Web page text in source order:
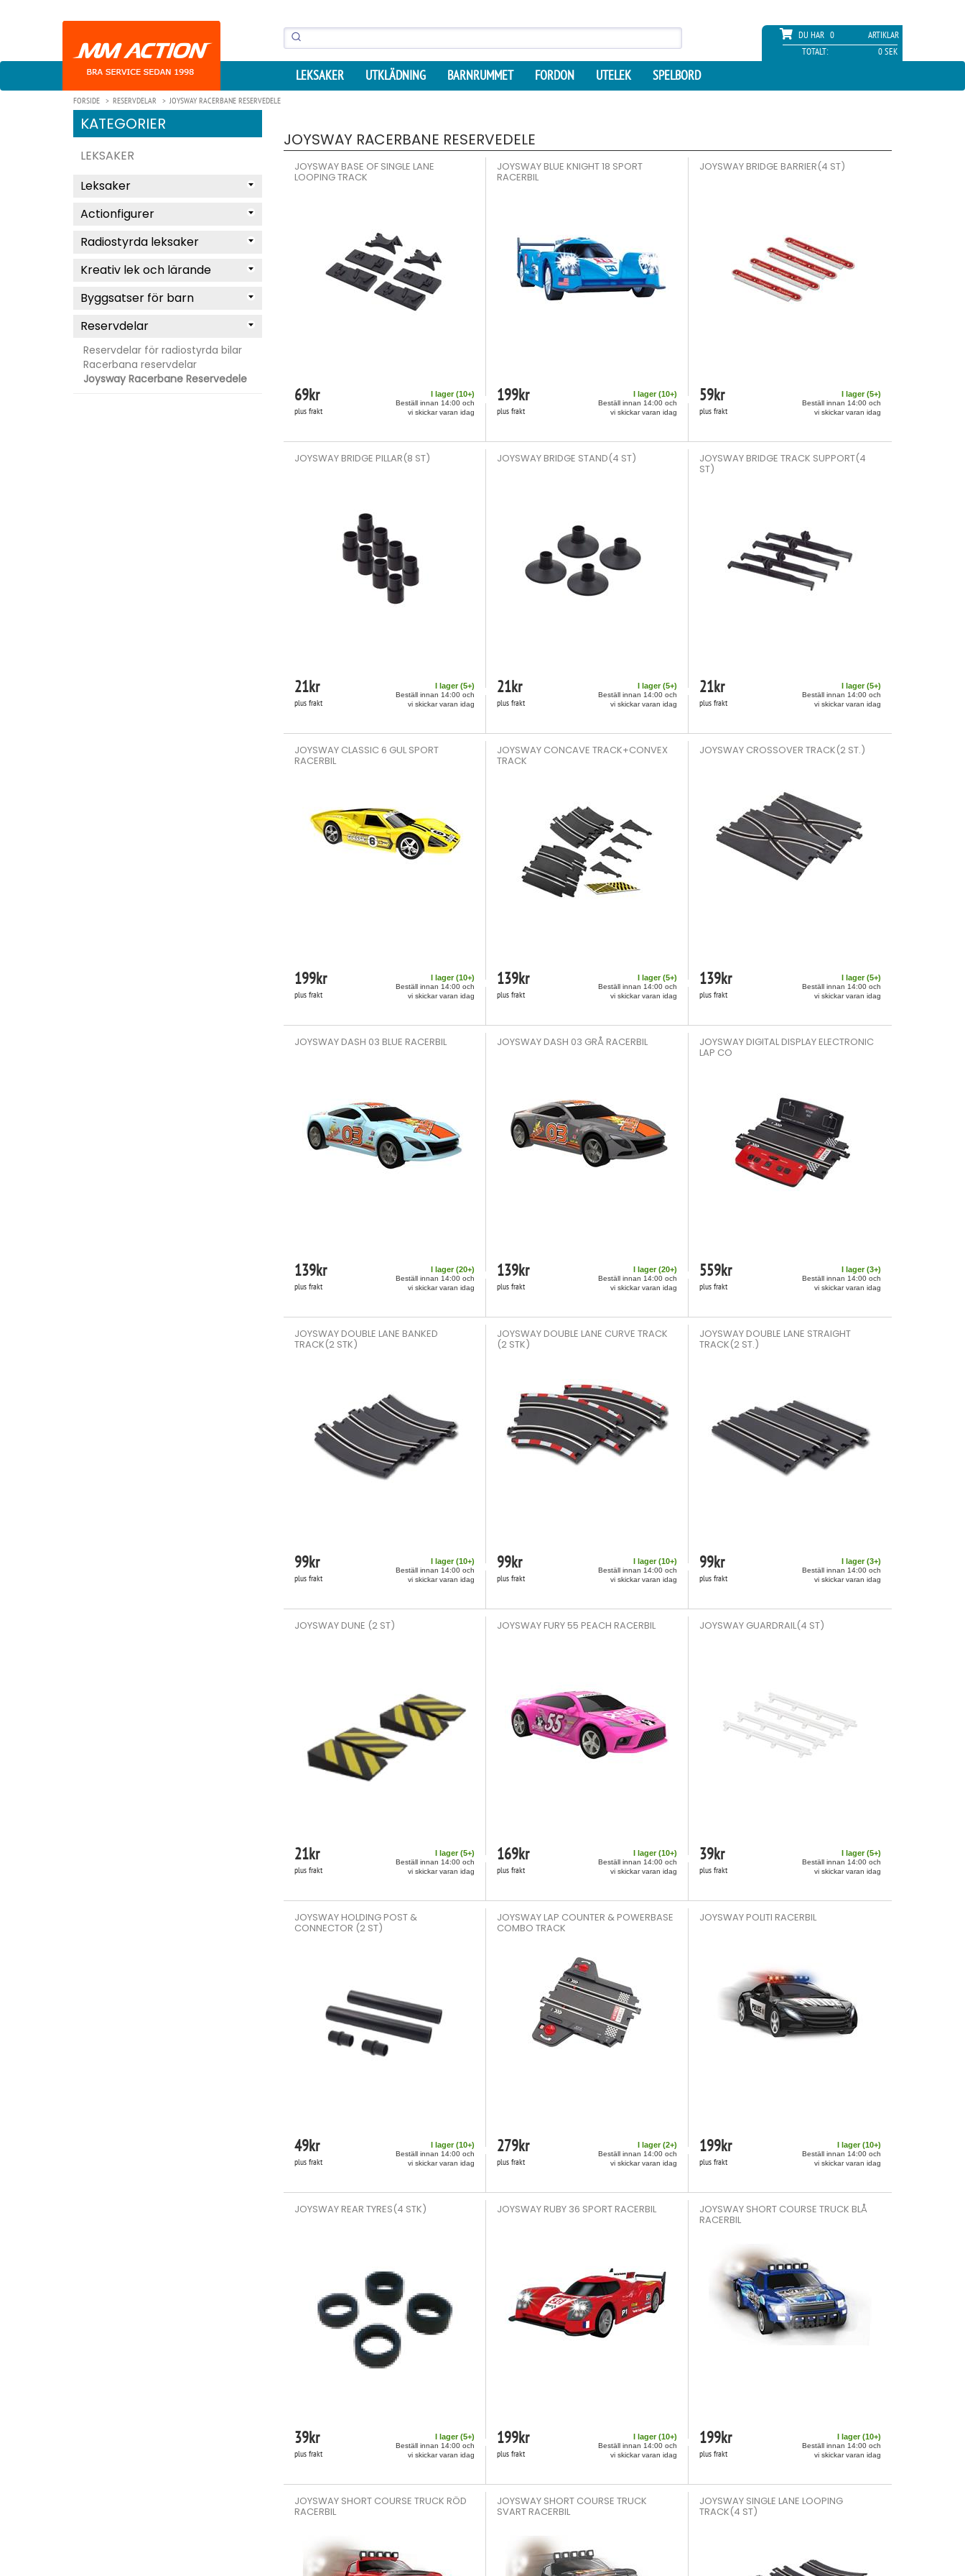
DU HAR 0
ARTIKLAR
TOTALT:
0 SEK
LEKSAKER UTKLÄDNING BARNRUMMET FORDON UTELEK SPELBORD
FORSIDE RESERVDELAR JOYSWAY RACERBANE RESERVEDELE
KATEGORIER
LEKSAKER
Leksaker
Actionfigurer
Radiostyrda leksaker
Kreativ lek och lärande
Byggsatser för barn
Reservdelar
Reservdelar för radiostyrda bilar
Racerbana reservdelar
Joysway Racerbane Reservedele
JOYSWAY RACERBANE RESERVEDELE
JOYSWAY BASE OF SINGLE LANE
LOOPING TRACK
69kr
plus frakt
I lager (10+)
Beställ innan 14:00 och
vi skickar varan idag
JOYSWAY BLUE KNIGHT 18 SPORT
RACERBIL
199kr
plus frakt
I lager (10+)
Beställ innan 14:00 och
vi skickar varan idag
JOYSWAY BRIDGE BARRIER(4 ST)
59kr
plus frakt
I lager (5+)
Beställ innan 14:00 och
vi skickar varan idag
JOYSWAY BRIDGE PILLAR(8 ST)
21kr
plus frakt
I lager (5+)
Beställ innan 14:00 och
vi skickar varan idag
JOYSWAY BRIDGE STAND(4 ST)
21kr
plus frakt
I lager (5+)
Beställ innan 14:00 och
vi skickar varan idag
JOYSWAY BRIDGE TRACK SUPPORT(4
ST)
21kr
plus frakt
I lager (5+)
Beställ innan 14:00 och
vi skickar varan idag
JOYSWAY CLASSIC 6 GUL SPORT
RACERBIL
199kr
plus frakt
I lager (10+)
Beställ innan 14:00 och
vi skickar varan idag
JOYSWAY CONCAVE TRACK+CONVEX
TRACK
139kr
plus frakt
I lager (5+)
Beställ innan 14:00 och
vi skickar varan idag
JOYSWAY CROSSOVER TRACK(2 ST.)
139kr
plus frakt
I lager (5+)
Beställ innan 14:00 och
vi skickar varan idag
JOYSWAY DASH 03 BLUE RACERBIL
139kr
plus frakt
I lager (20+)
Beställ innan 14:00 och
vi skickar varan idag
JOYSWAY DASH 03 GRÅ RACERBIL
139kr
plus frakt
I lager (20+)
Beställ innan 14:00 och
vi skickar varan idag
JOYSWAY DIGITAL DISPLAY ELECTRONIC
LAP CO
559kr
plus frakt
I lager (3+)
Beställ innan 14:00 och
vi skickar varan idag
JOYSWAY DOUBLE LANE BANKED
TRACK(2 STK)
99kr
plus frakt
I lager (10+)
Beställ innan 14:00 och
vi skickar varan idag
JOYSWAY DOUBLE LANE CURVE TRACK
(2 STK)
99kr
plus frakt
I lager (10+)
Beställ innan 14:00 och
vi skickar varan idag
JOYSWAY DOUBLE LANE STRAIGHT
TRACK(2 ST.)
99kr
plus frakt
I lager (3+)
Beställ innan 14:00 och
vi skickar varan idag
JOYSWAY DUNE (2 ST)
21kr
plus frakt
I lager (5+)
Beställ innan 14:00 och
vi skickar varan idag
JOYSWAY FURY 55 PEACH RACERBIL
169kr
plus frakt
I lager (10+)
Beställ innan 14:00 och
vi skickar varan idag
JOYSWAY GUARDRAIL(4 ST)
39kr
plus frakt
I lager (5+)
Beställ innan 14:00 och
vi skickar varan idag
JOYSWAY HOLDING POST &
CONNECTOR (2 ST)
49kr
plus frakt
I lager (10+)
Beställ innan 14:00 och
vi skickar varan idag
JOYSWAY LAP COUNTER & POWERBASE
COMBO TRACK
279kr
plus frakt
I lager (2+)
Beställ innan 14:00 och
vi skickar varan idag
JOYSWAY POLITI RACERBIL
199kr
plus frakt
I lager (10+)
Beställ innan 14:00 och
vi skickar varan idag
JOYSWAY REAR TYRES(4 STK)
39kr
plus frakt
I lager (5+)
Beställ innan 14:00 och
vi skickar varan idag
JOYSWAY RUBY 36 SPORT RACERBIL
199kr
plus frakt
I lager (10+)
Beställ innan 14:00 och
vi skickar varan idag
JOYSWAY SHORT COURSE TRUCK BLÅ
RACERBIL
199kr
plus frakt
I lager (10+)
Beställ innan 14:00 och
vi skickar varan idag
JOYSWAY SHORT COURSE TRUCK RÖD
RACERBIL
JOYSWAY SHORT COURSE TRUCK
SVART RACERBIL
JOYSWAY SINGLE LANE LOOPING
TRACK(4 ST)